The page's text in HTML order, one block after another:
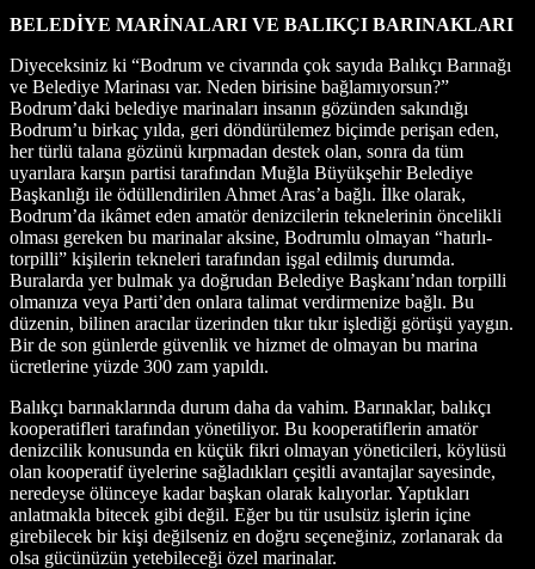
BELEDİYE MARİNALARI VE BALIKÇI BARINAKLARI
Diyeceksiniz ki “Bodrum ve civarında çok sayıda Balıkçı Barınağı
ve Belediye Marinası var. Neden birisine bağlamıyorsun?”
Bodrum’daki belediye marinaları insanın gözünden sakındığı
Bodrum’u birkaç yılda, geri döndürülemez biçimde perişan eden,
her türlü talana gözünü kırpmadan destek olan, sonra da tüm
uyarılara karşın partisi tarafından Muğla Büyükşehir Belediye
Başkanlığı ile ödüllendirilen Ahmet Aras’a bağlı. İlke olarak,
Bodrum’da ikâmet eden amatör denizcilerin teknelerinin öncelikli
olması gereken bu marinalar aksine, Bodrumlu olmayan “hatırlı-
torpilli” kişilerin tekneleri tarafından işgal edilmiş durumda.
Buralarda yer bulmak ya doğrudan Belediye Başkanı’ndan torpilli
olmanıza veya Parti’den onlara talimat verdirmenize bağlı. Bu
düzenin, bilinen aracılar üzerinden tıkır tıkır işlediği görüşü yaygın.
Bir de son günlerde güvenlik ve hizmet de olmayan bu marina
ücretlerine yüzde 300 zam yapıldı.
Balıkçı barınaklarında durum daha da vahim. Barınaklar, balıkçı
kooperatifleri tarafından yönetiliyor. Bu kooperatiflerin amatör
denizcilik konusunda en küçük fikri olmayan yöneticileri, köylüsü
olan kooperatif üyelerine sağladıkları çeşitli avantajlar sayesinde,
neredeyse ölünceye kadar başkan olarak kalıyorlar. Yaptıkları
anlatmakla bitecek gibi değil. Eğer bu tür usulsüz işlerin içine
girebilecek bir kişi değilseniz en doğru seçeneğiniz, zorlanarak da
olsa gücünüzün yetebileceği özel marinalar.